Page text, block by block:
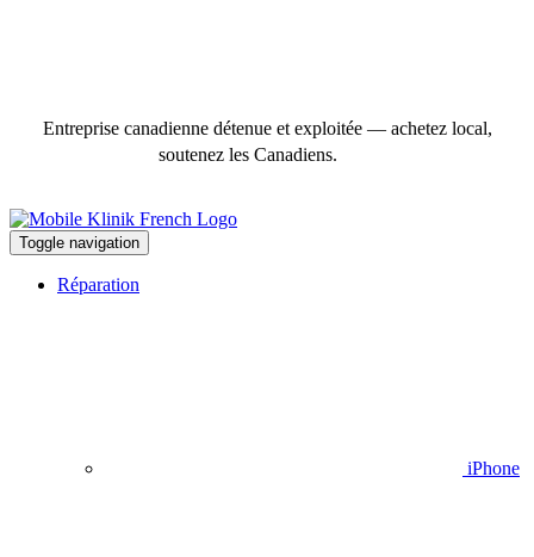
Entreprise canadienne détenue et exploitée — achetez local,
soutenez les Canadiens.
Toggle navigation
Réparation
iPhone